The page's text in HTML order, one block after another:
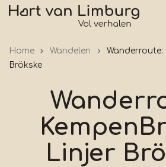
Skip
Home Wandelen
Wanderroute:
Brökske
Linjer